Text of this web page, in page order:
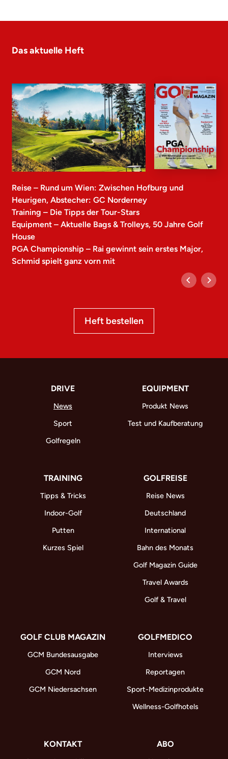
Das aktuelle Heft
Reise – Rund um Wien: Zwischen Hofburg und
Heurigen, Abstecher: GC Norderney
Training – Die Tipps der Tour-Stars
Equipment – Aktuelle Bags & Trolleys, 50 Jahre Golf
House
PGA Championship – Rai gewinnt sein erstes Major,
Schmid spielt ganz vorn mit
Heft bestellen
DRIVE
News
Sport
Golfregeln
EQUIPMENT
Produkt News
Test und Kaufberatung
TRAINING
Tipps & Tricks
Indoor-Golf
Putten
Kurzes Spiel
GOLFREISE
Reise News
Deutschland
International
Bahn des Monats
Golf Magazin Guide
Travel Awards
Golf & Travel
GOLF CLUB MAGAZIN
GCM Bundesausgabe
GCM Nord
GCM Niedersachsen
GOLFMEDICO
Interviews
Reportagen
Sport-Medizinprodukte
Wellness-Golfhotels
KONTAKT ABO